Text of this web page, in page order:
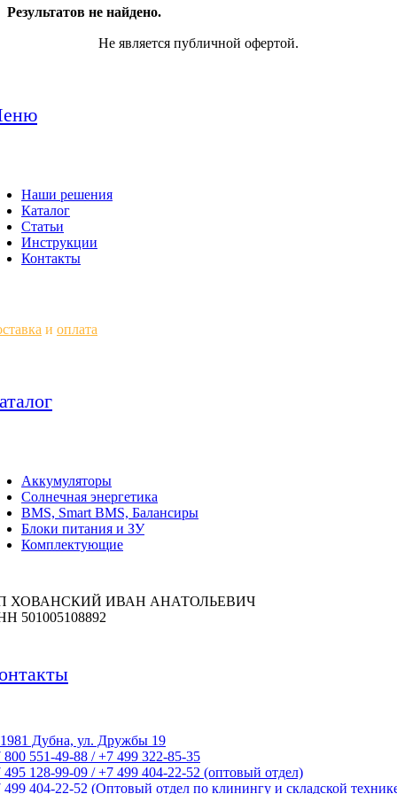
Результатов не найдено.
Не является публичной офертой.
Наши решения
Каталог
Статьи
Инструкции
Контакты
и оплата
Аккумуляторы
Солнечная энергетика
BMS, Smart BMS, Балансиры
Блоки питания и ЗУ
Комплектующие
ХОВАНСКИЙ ИВАН АНАТОЛЬЕВИЧ
501005108892
Дубна, ул. Дружбы 19
800 551-49-88 / +7 499 322-85-35
495 128-99-09 / +7 499 404-22-52 (оптовый отдел)
499 404-22-52 (Оптовый отдел по клинингу и складской